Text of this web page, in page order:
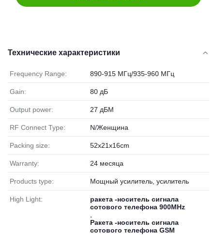
Технические характеристики
Frequency Range: 890-915 МГц/935-960 МГц
Gain: 80 дБ
Output power: 27 дБМ
RF Connect Type: N/Женщина
Packing size: 52x21x16cm
Warranty: 24 месяца
Products type: Мощный усилитель, усилитель
High Light:
ракета -носитель сигнала
сотового телефона 900MHz
Ракета -носитель сигнала
сотового телефона GSM